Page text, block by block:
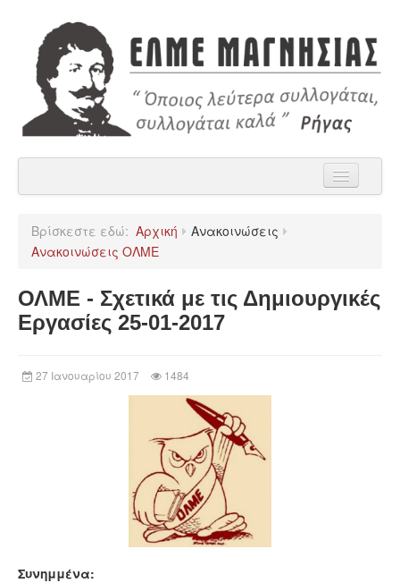
Η ΕΛΜΕ Μαγνησίας
Χρήσιμα
Επικοινωνία
Βρίσκεστε εδώ: Αρχική
Ανακοινώσεις
Ανακοινώσεις ΟΛΜΕ
ΟΛΜΕ - Σχετικά με τις Δημιουργικές
Εργασίες 25-01-2017
27 Ιανουαρίου 2017 1484
Συνημμένα: